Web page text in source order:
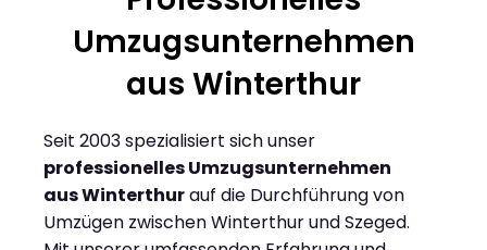
Umzugsunternehmen
aus Winterthur
Seit 2003 spezialisiert sich unser
professionelles Umzugsunternehmen
aus Winterthurauf die Durchführung von
Umzügen zwischen Winterthur und Szeged.